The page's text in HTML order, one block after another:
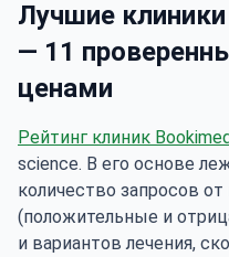
Лучшие
— 11
ценами
Рейтинг клиник Bookimed
science. В его основе
количество запросов
(положительные и
и вариантов лечения,